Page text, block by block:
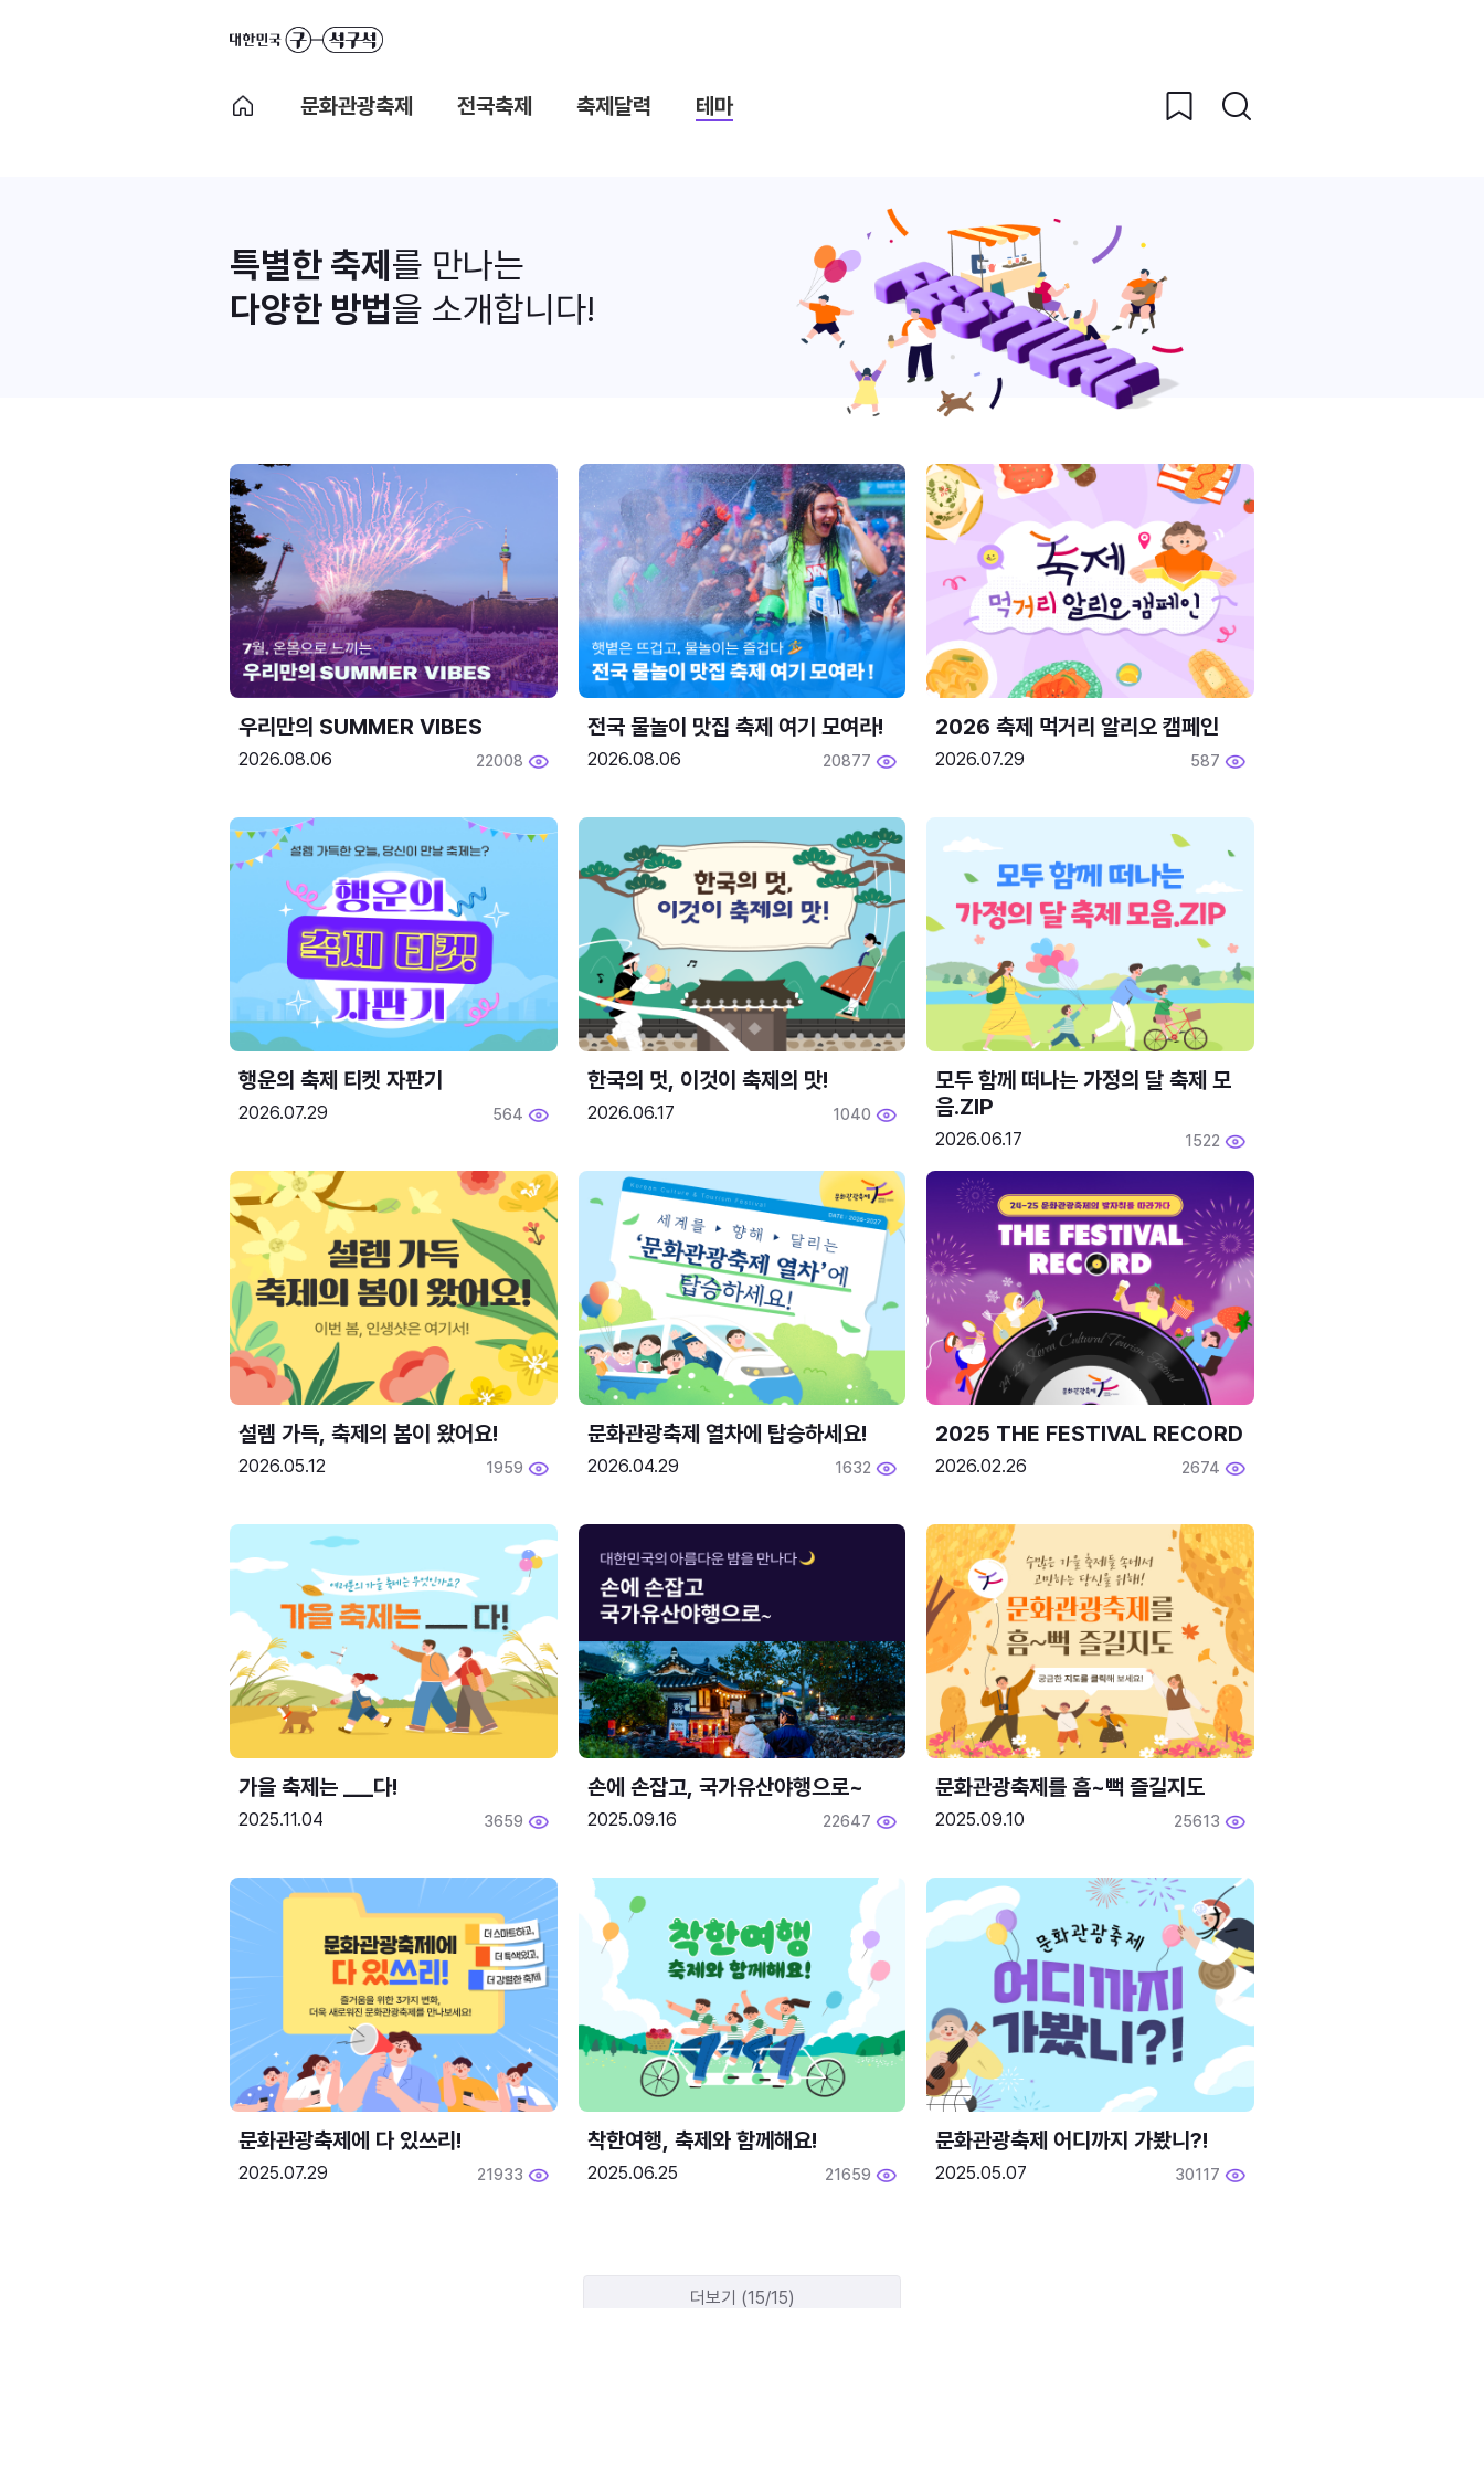
문화관광축제 전국축제 축제달력 테마
특별한 축제 를 만나는
다양한 방법을 소개합니다!
우리만의 SUMMER VIBES
2026.08.06 22008
전국 물놀이 맛집 축제 여기 모여라!
2026.08.06 20877
2026 축제 먹거리 알리오 캠페인
2026.07.29 587
행운의 축제 티켓 자판기
2026.07.29 564
한국의 멋, 이것이 축제의 맛!
2026.06.17 1040
모두 함께 떠나는 가정의 달 축제 모
음.ZIP
2026.06.17 1522
설렘 가득, 축제의 봄이 왔어요!
2026.05.12 1959
문화관광축제 열차에 탑승하세요!
2026.04.29 1632
2025 THE FESTIVAL RECORD
2026.02.26 2674
2025.11.04 3659
손에 손잡고, 국가유산야행으로~
2025.09.16 22647
문화관광축제를 흠~뻑 즐길지도
2025.09.10 25613
문화관광축제에 다 있쓰리!
2025.07.29 21933
착한여행, 축제와 함께해요!
2025.06.25 21659
문화관광축제 어디까지 가봤니?!
2025.05.07 30117
더보기 (15/15)